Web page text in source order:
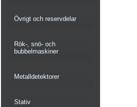
Övrigt och reservdelar
Rök-, snö- och
bubbelmaskiner
Metalldetektorer
Stativ